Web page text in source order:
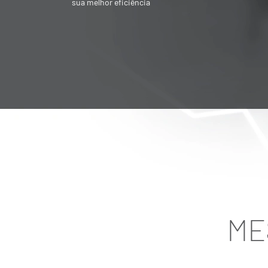
Societária é destinado para quem quer